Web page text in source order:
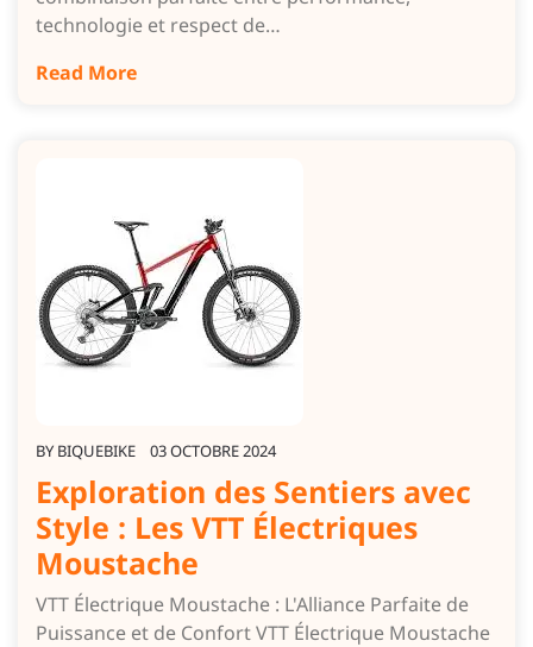
technologie et respect de…
Read More
BY BIQUEBIKE 03 OCTOBRE 2024
Exploration des Sentiers avec
Style : Les VTT Électriques
Moustache
VTT Électrique Moustache : L'Alliance Parfaite de
Puissance et de Confort VTT Électrique Moustache